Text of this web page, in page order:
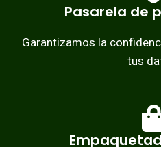
Pasarela de
Garantizamos la
tus